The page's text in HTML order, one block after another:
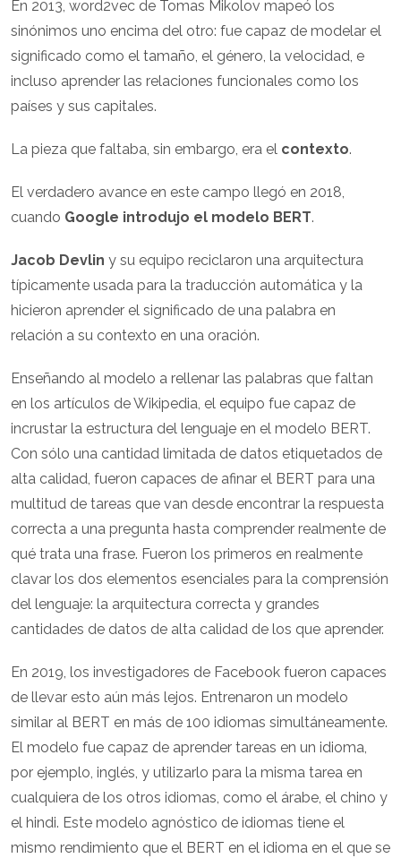
En 2013, word2vec de Tomas Mikolov mapeó los
sinónimos uno encima del otro: fue capaz de modelar el
significado como el tamaño, el género, la velocidad, e
incluso aprender las relaciones funcionales como los
países y sus capitales.
La pieza que faltaba, sin embargo, era el contexto.
El verdadero avance en este campo llegó en 2018,
cuando Google introdujo el modelo BERT.
Jacob Devlin y su equipo reciclaron una arquitectura
típicamente usada para la traducción automática y la
hicieron aprender el significado de una palabra en
relación a su contexto en una oración.
Enseñando al modelo a rellenar las palabras que faltan
en los artículos de Wikipedia, el equipo fue capaz de
incrustar la estructura del lenguaje en el modelo BERT.
Con sólo una cantidad limitada de datos etiquetados de
alta calidad, fueron capaces de afinar el BERT para una
multitud de tareas que van desde encontrar la respuesta
correcta a una pregunta hasta comprender realmente de
qué trata una frase. Fueron los primeros en realmente
clavar los dos elementos esenciales para la comprensión
del lenguaje: la arquitectura correcta y grandes
cantidades de datos de alta calidad de los que aprender.
En 2019, los investigadores de Facebook fueron capaces
de llevar esto aún más lejos. Entrenaron un modelo
similar al BERT en más de 100 idiomas simultáneamente.
El modelo fue capaz de aprender tareas en un idioma,
por ejemplo, inglés, y utilizarlo para la misma tarea en
cualquiera de los otros idiomas, como el árabe, el chino y
el hindi. Este modelo agnóstico de idiomas tiene el
mismo rendimiento que el BERT en el idioma en el que se